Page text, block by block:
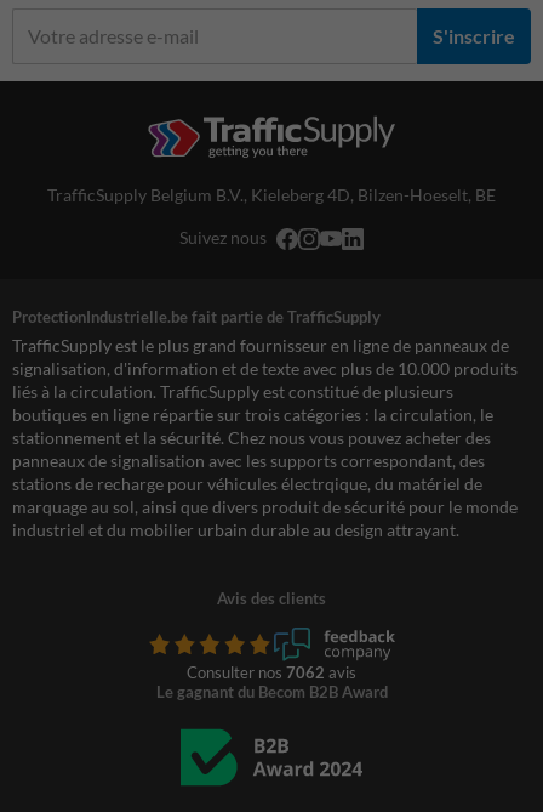
S'inscrire
TrafficSupply Belgium B.V., Kieleberg 4D, Bilzen-Hoeselt, BE
Suivez nous
ProtectionIndustrielle.be fait partie de TrafficSupply
TrafficSupply est le plus grand fournisseur en ligne de panneaux de
signalisation, d'information et de texte avec plus de 10.000 produits
liés à la circulation. TrafficSupply est constitué de plusieurs
boutiques en ligne répartie sur trois catégories : la circulation, le
stationnement et la sécurité. Chez nous vous pouvez acheter des
panneaux de signalisation avec les supports correspondant, des
stations de recharge pour véhicules électrqique, du matériel de
marquage au sol, ainsi que divers produit de sécurité pour le monde
industriel et du mobilier urbain durable au design attrayant.
Avis des clients
Consulter nos 7062 avis
Le gagnant du Becom B2B Award